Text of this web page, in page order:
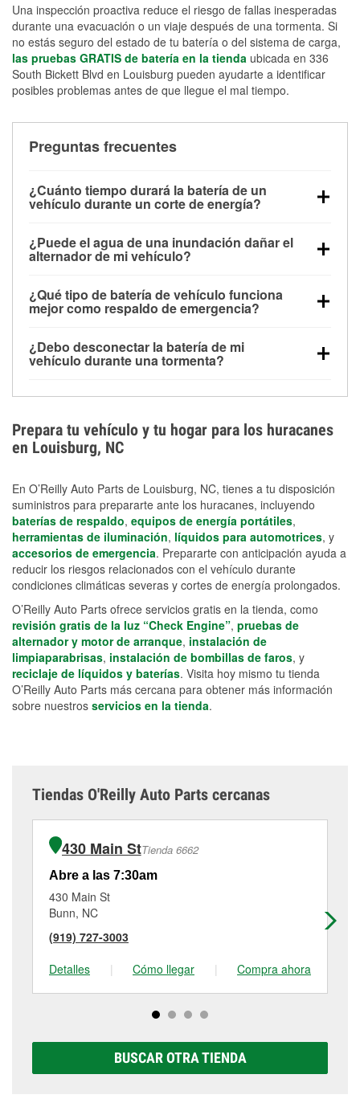
Una inspección proactiva reduce el riesgo de fallas inesperadas
durante una evacuación o un viaje después de una tormenta. Si
no estás seguro del estado de tu batería o del sistema de carga,
las pruebas GRATIS de batería en la tienda ubicada en 336
South Bickett Blvd en Louisburg pueden ayudarte a identificar
posibles problemas antes de que llegue el mal tiempo.
Preguntas frecuentes
¿Cuánto tiempo durará la batería de un
vehículo durante un corte de energía?
alimentar pequeños accesorios durante un tiempo
limitado, pero el uso repetido sin conducir el vehículo
contar con un equipo de carga de respaldo para
cortes prolongados.
¿Puede el agua de una inundación dañar el
alternador de mi vehículo?
parte baja del compartimento del motor y pueden
dañarse si se sumergen, lo que puede provocar una
días después de la exposición.
¿Qué tipo de batería de vehículo funciona
mejor como respaldo de emergencia?
para aplicaciones de ciclo profundo porque son
selladas, resistentes a las vibraciones y más
¿Debo desconectar la batería de mi
vehículo durante una tormenta?
los daños por inundación. Evitar el agua estancada y
preparar opciones de carga de respaldo son
medidas de protección más efectivas.
Prepara tu vehículo y tu hogar para los huracanes
en Louisburg, NC
En O’Reilly Auto Parts de Louisburg, NC, tienes a tu disposición
suministros para prepararte ante los huracanes, incluyendo
baterías de respaldo, equipos de energía portátiles,
herramientas de iluminación, líquidos para automotrices, y
accesorios de emergencia. Prepararte con anticipación ayuda a
reducir los riesgos relacionados con el vehículo durante
condiciones climáticas severas y cortes de energía prolongados.
O’Reilly Auto Parts ofrece servicios gratis en la tienda, como
revisión gratis de la luz “Check Engine”, pruebas de
alternador y motor de arranque, instalación de
limpiaparabrisas, instalación de bombillas de faros, y
reciclaje de líquidos y baterías. Visita hoy mismo tu tienda
O’Reilly Auto Parts más cercana para obtener más información
sobre nuestros servicios en la tienda.
Tiendas O'Reilly Auto Parts cercanas
430 Main StTienda 6662
Abre a las 7:30am
430 Main St
Bunn, NC
(919) 727-3003
Detalles
| Cómo llegar | Compra ahora
BUSCAR OTRA TIENDA